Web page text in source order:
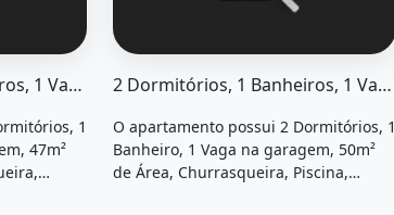
luz e net&quot; possui 1
2 Dormitórios, 1 Banheiros, 1 Vaga na Garagem, 47M² de Área...
1
47m²
2 Dormitórios, 1 Banheiros, 1 Vaga na Garagem, 50M² de Área Total...
O apartamento possui 2 Dormitórios, 1
Banheiro, 1 Vaga na garagem, 50m²
de Área, Churrasqueira, Piscina,